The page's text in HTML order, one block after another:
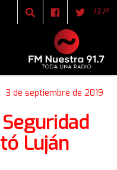
13.1º
3 de septiembre de 2019
Luján